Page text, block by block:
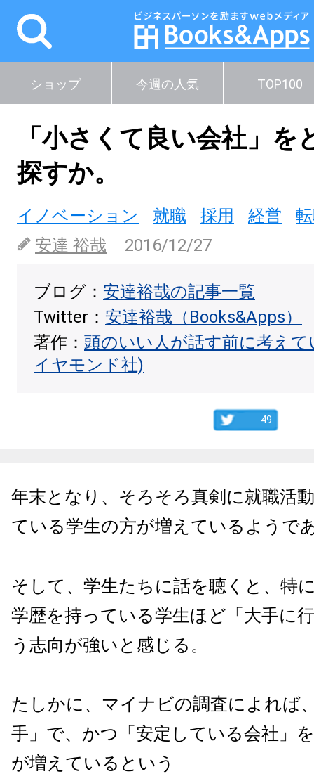
ショップ 今週の人気 TOP100
「小さくて良い会社」を
探すか。
イノベーション 就職 採用 経営
安達 裕哉
2016/12/27
ブログ： 安達裕哉の記事一覧
Twitter： 安達裕哉（Books&Apps）
著作： 頭のいい人が話す前に考え
イヤモンド社)
49
年末となり、そろそろ真剣に就職活
ている学生の方が増えているようで
そして、学生たちに話を聴くと、特
学歴を持っている学生ほど「大手に
う志向が強いと感じる。
たしかに、マイナビの調査によれば
手」で、かつ「安定している会社」
が増えているという